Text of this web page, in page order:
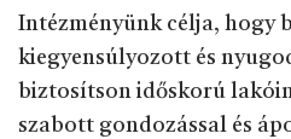
Intézményünk célja, hogy
kiegyensúlyozott és
biztosítson időskorú
szabott gondozással és